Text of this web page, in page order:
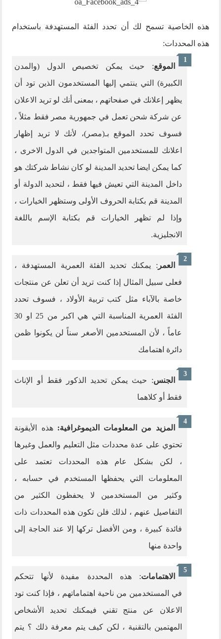
هذه الخاصية تسمح لك أن تحدد الفئة المستهدفة باستخدام
هذه المحددات:
الموقع: حيث يمكن تخصيص الدول (والمدن
الكبيرة) التي ينتمي إليها المستخدمون الذين تود أن
يظهر إعلانك في صفحاتهم ، بمعنى أنك لو تريد الاعلان
عن شركة شحن تعمل في جمهورية مصر فقط مثلاً ،
فسوف تحدد الموقع بـ(مصر)، لأنك لا تريد إظهار
اعلانك للمستخدمين المتواجدين في الدول الاخرى ،
كما يمكن ايضا تحديد المدينة لو كان نشاط شركتك هو
داخل المدينة التي تعيش فيها فقط ، لتحديد الدولة أو
المدينة قم بكتابة الحروف الأولى وستظهر الخيارات ،
وإذا لم تظهر الخيارات قم بكتابة الإسم باللغة
الانجليزية.
العمر : يمكنك تحديد الفئة العمرية المستهدفة ،
فعلى سبيل المثال إذا كنت تريد أن تعلن عن منتجات
خاصة بالآباء مثل كتب تربية الأولاد ، فسوف تحدد
الفئة العمرية المناسبة التي هي اكبر من 25 او 30
عاماً ، لأن المستخدمين الأصغر سناً لن يكونوا ظمن
دائرة اهتمامك
الجنس: حيث يمكن تحديد الذكور فقط أو الإناث
فقط أو كلاهما
المزيد من المعلومات الديموغرافية: هذه الأيقونة
تحتوي على عدة محددات مثل التعليم والعمل وغيرها
، لكن بشكل عام هذه المحددات تعتمد على
المعلومات التي يحفظها المستخدم في حسابه ،
وكثير من المستخدمين لا يحفظون الكثير من
التفاصيل عنهم ، لذلك فلن تكون هذه المحددات ذات
فائدة كبيرة ، ومن الأفضل تركها إلا عند الحاجة إلى
واحدة منها
الاهتمامات: هذه المحددة مفيدة لأنها تتحكم
في المستخدمين من ناحية اهتماماتهم ، فإذا كنت تود
الاعلان عن منتج تقني فيمكنك تحديد الأشخاص
المهتمين بالتقنية ، لكن كيف يتم معرفة ذلك ؟ يتم